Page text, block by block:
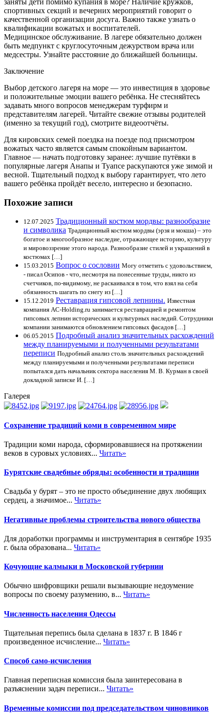
спортивных секций и вечерних мероприятий говорит о
качественной организации досуга. Важно также узнать о
квалификации вожатых и воспитателей.
Медицинское обслуживание. В лагере обязательно должен
быть медпункт с круглосуточным дежурством врача или
медсестры. Узнайте расстояние до ближайшей больницы.
Заключение
Выбор детского лагеря на море — это инвестиция в здоровье
и положительные эмоции вашего ребёнка. Не стесняйтесь
задавать много вопросов менеджерам турфирм и
представителям лагерей. Читайте свежие отзывы родителей
(именно за текущий год), смотрите видеоотчёты.
Для кировских семей поездка на поезде под присмотром
вожатых часто является самым спокойным вариантом.
Главное — начать подготовку заранее: лучшие путёвки в
популярные лагеря Анапы и Туапсе раскупаются уже зимой и
весной. Тщательный подход к выбору гарантирует, что лето
вашего ребёнка пройдёт весело, интересно и безопасно.
Похожие записи
12.07.2025 Традиционный костюм мордвы: разнообразие
и символика Традиционный костюм мордвы (эрзя и мокша) – это
богатое и многообразное наследие, отражающее историю, культуру
и мировоззрение этого народа. Разнообразие стилей и украшений в
костюмах […]
15.03.2015 Вопрос о сословии Могу отметить с удовольствием,
- писал Осипов - что, несмотря на понесенные труды, никто из
счетчиков, по-видимому, не раскаивался в том, что взял на себя
обязанность шагать по снегу из […]
15.12.2019 Реставрация гипсовой лепнины. Известная
компания AC-Holding.ru занимается реставрацией и ремонтом
гипсовых лепнин исторических и культурных наследий. Сотрудники
компании занимаются обновлением гипсовых фасадов […]
06.05.2015 Подробный анализ значительных расхождений
между планируемыми и полученными результатами
переписи Подробный анализ столь значительных расхождений
между планируемыми и полученными результатами переписи
попытался дать начальник сектора населения М. В. Курман в своей
докладной записке И. […]
Галерея
Сохранение традиций коми в современном мире
Традиции коми народа, сформировавшиеся на протяжении
веков в суровых условиях... Читать»
Бурятские свадебные обряды: особенности и традиции
Свадьба у бурят – это не просто объединение двух любящих
сердец, а значимое... Читать»
Негативные проблемы строительства нового общества
Для доработки программы и инструментария в сентябре 1935
г. была образована... Читать»
Кочующие калмыки в Московской губернии
Обычно шифровщики решали вызывающие недоумение
вопросы по своему разумению, в... Читать»
Численность населения Одессы
Тщательная перепись была сделана в 1837 г. В 1846 г
произведенное исчисление... Читать»
Способ само-исчисления
Главная переписная комиссия была заинтересована в
разъяснении задач переписи... Читать»
Временные комиссии под председательством чиновников